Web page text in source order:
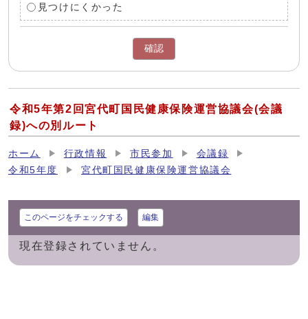
見つけにくかった
確認
令和5年第2回宮代町国民健康保険運営協議会(会議
録)への別ルート
ホーム 行政情報 市民参加
会議録
令和5年度
宮代町国民健康保険運営協議会
このページをチェックする 編集
現在登録されていません。